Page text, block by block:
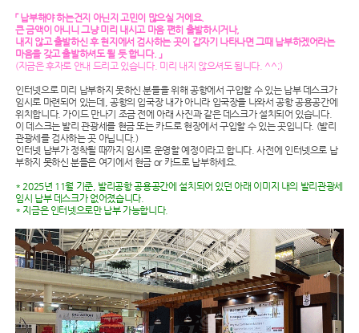
「 납부해야 하는건지 아닌지 고민이 많으실 거에요.
큰 금액이 아니니 그냥 미리 내시고 마음 편히 출발하시거나,
내지 않고 출발하신 후 현지에서 검사하는 곳이 갑자기 나타나면 그때 납부하겠어라는
마음을 갖고 출발하셔도 될 듯 합니다. 」
(지금은 후자로 안내 드리고 있습니다. 미리 내지 않으셔도 됩니다. ^^;)
인터넷으로 미리 납부하지 못하신 분들을 위해 공항에서 구입할 수 있는 납부 데스크가
임시로 마련되어 있는데, 공항의 입국장 내가 아니라 입국장을 나와서 공항 공용공간에
위치합니다. 가이드 만나기 조금 전에 아래 사진과 같은 데스크가 설치되어 있습니다.
이 데스크는 발리 관광세를 현금 또는 카드로 현장에서 구입할 수 있는 곳입니다. (발리
관광세를 검사하는 곳 아닙니다.)
인터넷 납부가 정착될 때까지 임시로 운영할 예정이라고 합니다. 사전에 인터넷으로 납
부하지 못하신 분들은 여기에서 현금 or 카드로 납부하세요.
* 2025년 11월 기준, 발리공항 공용공간에 설치되어 있던 아래 이미지 내의 발리관광세
임시 납부 데스크가 없어졌습니다.
* 지금은 인터넷으로만 납부 가능합니다.